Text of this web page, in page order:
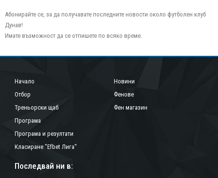
Абонирайте се, за да получавате последните новости около футболен клуб
Дунав!
Имате възможност да се отпишете по всяко време.
Начало
Отбор
Треньорски щаб
Програма
Програма и резултати
Класиране "Efbet Лига"
Новини
Фенове
Фен магазин
Последвай ни в: